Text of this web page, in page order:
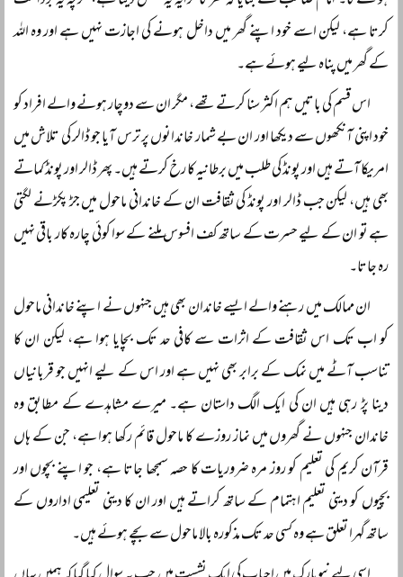
کرتا ہے، لیکن اسے خود اپنے گھر میں داخل ہونے کی اجازت نہیں ہے اور وہ اللہ
کے گھر میں پناہ لیے ہوئے ہے۔
اس قسم کی باتیں ہم اکثر سنا کرتے تھے، مگر ان سے دوچار ہونے والے افراد کو
خود اپنی آنکھوں سے دیکھا اور ان بے شمار خاندانوں پر ترس آیا جو ڈالر کی تلاش میں
امریکا آتے ہیں اور پونڈ کی طلب میں برطانیہ کا رخ کرتے ہیں۔ پھر ڈالر اور پونڈ کماتے
بھی ہیں، لیکن جب ڈالر اور پونڈ کی ثقافت ان کے خاندانی ماحول میں جڑ پکڑنے لگتی
ہے تو ان کے لیے حسرت کے ساتھ کف افسوس ملنے کے سوا کوئی چارہ کار باقی نہیں
رہ جاتا۔
ان ممالک میں رہنے والے ایسے خاندان بھی ہیں جنہوں نے اپنے خاندانی ماحول
کو اب تک اس ثقافت کے اثرات سے کافی حد تک بچایا ہوا ہے، لیکن ان کا
تناسب آٹے میں نمک کے برابر بھی نہیں ہے اور اس کے لیے انہیں جو قربانیاں
دینا پڑ رہی ہیں ان کی ایک الگ داستان ہے۔ میرے مشاہدے کے مطابق وہ
خاندان جنہوں نے گھروں میں نماز روزے کا ماحول قائم رکھا ہوا ہے، جن کے ہاں
قرآن کریم کی تعلیم کو روز مرہ ضروریات کا حصہ سمجھا جاتا ہے، جو اپنے بچوں اور
بچیوں کو دینی تعلیم اہتمام کے ساتھ کراتے ہیں اور ان کا دینی تعلیمی اداروں کے
ساتھ گہرا تعلق ہے وہ کسی حد تک مذکورہ بالا ماحول سے بچے ہوئے ہیں۔